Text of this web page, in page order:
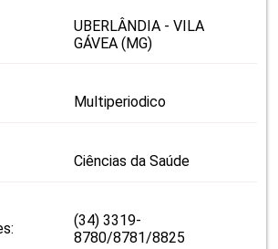
UBERLÂNDIA - VILA
GÁVEA (MG)
Multiperiodico
Ciências da Saúde
(34) 3319-
8780/8781/8825